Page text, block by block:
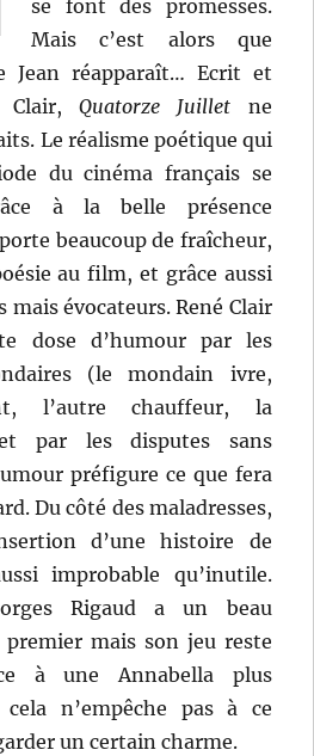
se font des promesses.
Mais c’est alors que
Jean réapparaît… Ecrit et
Clair,Quatorze Juillet ne
Le réalisme poétique qui
du cinéma français se
à la belle présence
beaucoup de fraîcheur,
au film, et grâce aussi
mais évocateurs. René Clair
dose d’humour par les
(le mondain ivre,
l’autre chauffeur, la
par les disputes sans
préfigure ce que fera
Du côté des maladresses,
d’une histoire de
improbable qu’inutile.
Rigaud a un beau
premier mais son jeu reste
à une Annabella plus
n’empêche pas à ce
un certain charme.